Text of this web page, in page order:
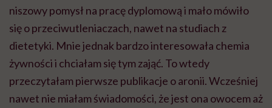
niszowy pomysł na pracę dyplomową i mało mówiło
się o przeciwutleniaczach, nawet na studiach z
dietetyki. Mnie jednak bardzo interesowała chemia
żywności i chciałam się tym zająć. To wtedy
przeczytałam pierwsze publikacje o aronii. Wcześniej
nawet nie miałam świadomości, że jest ona owocem aż